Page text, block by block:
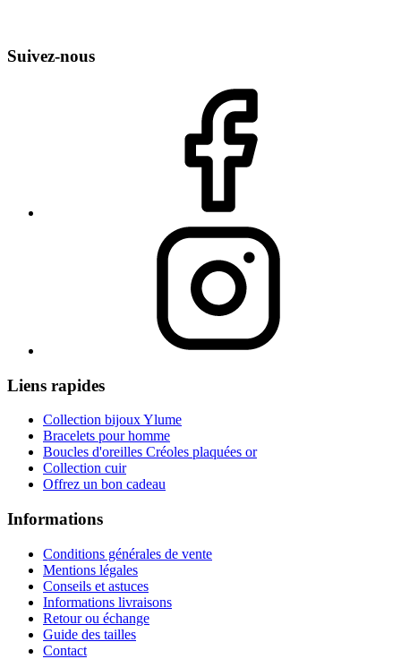
Suivez-nous
Liens rapides
Collection bijoux Ylume
Bracelets pour homme
Boucles d'oreilles Créoles plaquées or
Collection cuir
Offrez un bon cadeau
Informations
Conditions générales de vente
Mentions légales
Conseils et astuces
Informations livraisons
Retour ou échange
Guide des tailles
Contact